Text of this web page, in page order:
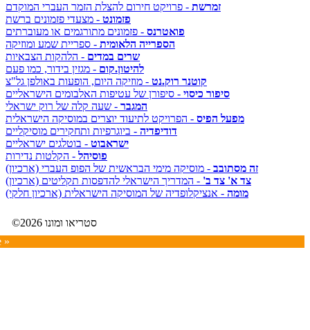
זמרשת - פרויקט חירום להצלת הזמר העברי המוקדם
פזמונט - מצעדי פזמונים ברשת
פואטרנס - פזמונים מתורגמים או מעוברתים
הספרייה הלאומית - ספריית שמע ומוזיקה
שרים במדים - הלהקות הצבאיות
להיטון.קום - מגזין בידור, כמו פעם
קוטנר רוק.נט - מוזיקה היום, הופעות באולפן גל"צ
סיפור כיסוי - סיפורן של עטיפות האלבומים הישראליים
המגבר - שעה קלה של רוק ישראלי
מפעל הפיס - הפרויקט לתיעוד יוצרים במוסיקה הישראלית
דודיפדיה - ביוגרפיות ותחקירים מוסיקליים
ישראבוט - בוטלגים ישראליים
פוסיהל - הקלטות נדירות
זה מסתובב - מוסיקה מימי הבראשית של הפופ העברי (ארכיון)
צד א' צד ב' - המדריך הישראלי להדפסות תקליטים (ארכיון)
מומה - אנציקלופדיה של המוסיקה הישראלית (ארכיון חלקי)
©2026 סטריאו ומונו
»